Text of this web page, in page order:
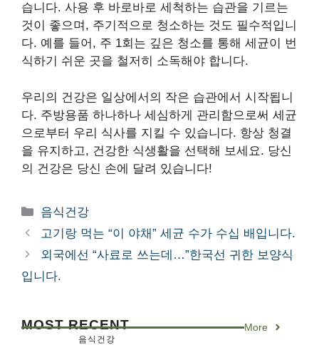
습니다. 사용 후 바로바로 세척하는 습관을 기르는
것이 좋으며, 주기적으로 청소하는 것도 필수적입니
다. 예를 들어, 주 1회는 깊은 청소를 통해 세균이 번
식하기 쉬운 곳을 철저히 소독해야 합니다.
우리의 건강은 일상에서의 작은 습관에서 시작됩니
다. 주방용품 하나하나 세심하게 관리함으로써 세균
으로부터 우리 식사를 지킬 수 있습니다. 항상 청결
을 유지하고, 건강한 식생활을 선택해 보세요. 당신
의 건강은 당신 손에 달려 있습니다!
카
테
리
음식건강
고기랑 먹는 “이 야채” 세균 수가 수십 배입니다.
외국에선 “사료로 쓰는데…”한국선 귀한 보양식
입니다.
MOST RECENT More
음식건강